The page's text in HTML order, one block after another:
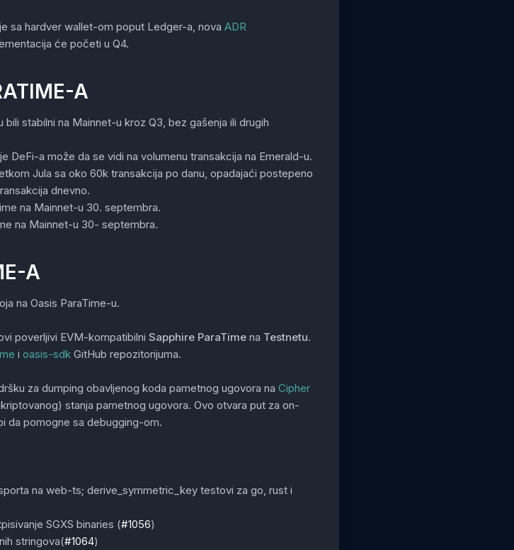
sa hardver wallet-om poput Ledger-a, nova ADR
će početi u Q4.
A
bili stabilni na Mainnet-u kroz Q3, bez gašenja ili drugih
DeFi-a može da se vidi na volumenu transakcija na Emerald-u.
Jula sa oko 60k transakcija po danu, opadajaći postepeno
dnevno.
na Mainnet-u 30. septembra.
na Mainnet-u 30- septembra.
A
na Oasis ParaTime-u.
poverljivi EVM-kompatibilni Sapphire ParaTime na Testnetu.
i oasis-sdkGitHub repozitorijuma.
za dumping obavljenog koda pametnog ugovora na Cipher
stanja pametnog ugovora. Ovo otvara put za on-
da pomogne sa debugging-om.
na web-ts; derive_symmetric_key testovi za go, rust i
SGXS binaries (#1056)
stringova(#1064)